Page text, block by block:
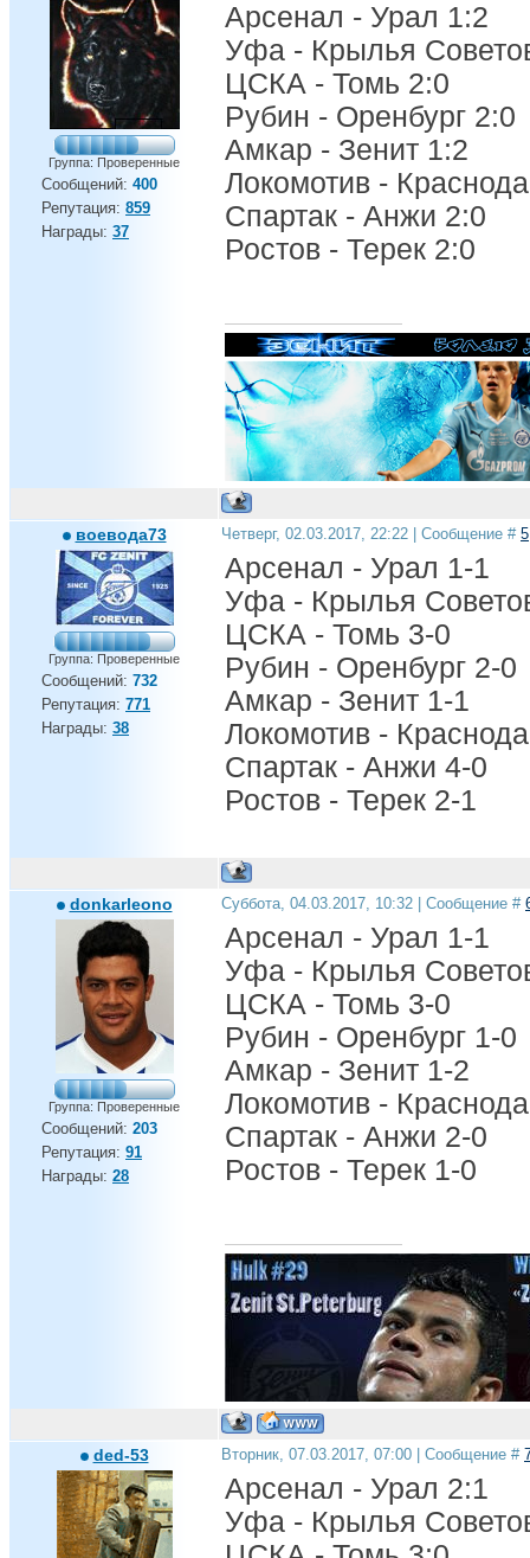
Группа: Проверенные
Сообщений: 400
Репутация: 859
Награды: 37
Арсенал - Урал 1:2
Уфа - Крылья
ЦСКА - Томь 2:0
Рубин - Оренбург 2:0
Амкар - Зенит 1:2
Локомотив -
Спартак - Анжи 2:0
Ростов - Терек 2:0
воевода73
Группа: Проверенные
Сообщений: 732
Репутация: 771
Награды: 38
Четверг, 02.03.2017, 22:22 | Сообщение # 5
Арсенал - Урал 1-1
Уфа - Крылья
ЦСКА - Томь 3-0
Рубин - Оренбург 2-0
Амкар - Зенит 1-1
Локомотив -
Спартак - Анжи 4-0
Ростов - Терек 2-1
donkarleono
Группа: Проверенные
Сообщений: 203
Репутация: 91
Награды: 28
Суббота, 04.03.2017, 10:32 | Сообщение #
Арсенал - Урал 1-1
Уфа - Крылья
ЦСКА - Томь 3-0
Рубин - Оренбург 1-0
Амкар - Зенит 1-2
Локомотив -
Спартак - Анжи 2-0
Ростов - Терек 1-0
ded-53 Вторник, 07.03.2017, 07:00 | Сообщение #
Арсенал - Урал 2:1
Уфа - Крылья